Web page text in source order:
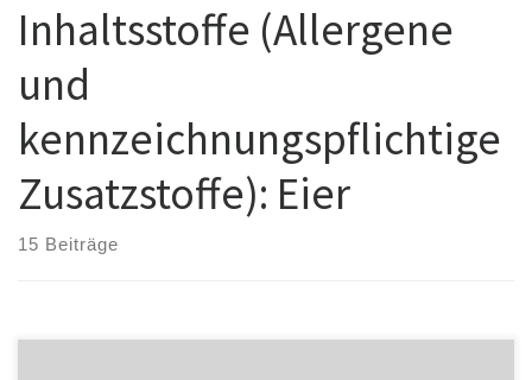
Inhaltsstoffe (Allergene
und
kennzeichnungspflichtige
Zusatzstoffe): Eier
15 Beiträge